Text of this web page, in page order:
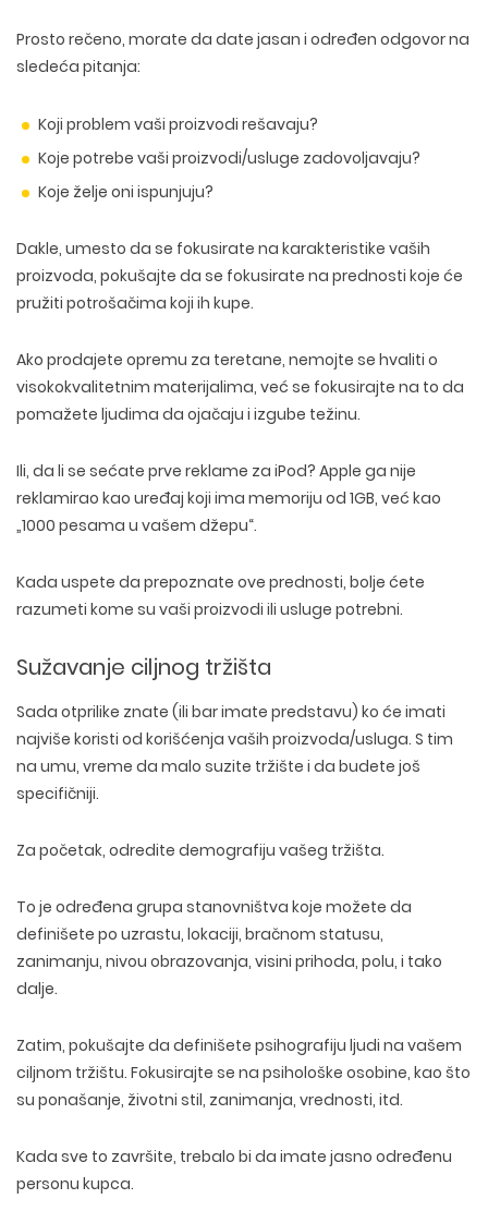
WORDPRESS
DIZAJN WEB SAJTA
Prosto rečeno, morate da date jasan i određen odgovor na
sledeća pitanja:
Koji problem vaši proizvodi rešavaju?
Koje potrebe vaši proizvodi/usluge zadovoljavaju?
Koje želje oni ispunjuju?
Dakle, umesto da se fokusirate na karakteristike vaših
proizvoda, pokušajte da se fokusirate na prednosti koje će
pružiti potrošačima koji ih kupe.
Ako prodajete opremu za teretane, nemojte se hvaliti o
visokokvalitetnim materijalima, već se fokusirajte na to da
pomažete ljudima da ojačaju i izgube težinu.
Ili, da li se sećate prve reklame za iPod? Apple ga nije
reklamirao kao uređaj koji ima memoriju od 1GB, već kao
„1000 pesama u vašem džepu“.
Kada uspete da prepoznate ove prednosti, bolje ćete
razumeti kome su vaši proizvodi ili usluge potrebni.
Sužavanje ciljnog tržišta
Sada otprilike znate (ili bar imate predstavu) ko će imati
najviše koristi od korišćenja vaših proizvoda/usluga. S tim
na umu, vreme da malo suzite tržište i da budete još
specifičniji.
Za početak, odredite demografiju vašeg tržišta.
To je određena grupa stanovništva koje možete da
definišete po uzrastu, lokaciji, bračnom statusu,
zanimanju, nivou obrazovanja, visini prihoda, polu, i tako
dalje.
Zatim, pokušajte da definišete psihografiju ljudi na vašem
ciljnom tržištu. Fokusirajte se na psihološke osobine, kao što
su ponašanje, životni stil, zanimanja, vrednosti, itd.
Kada sve to završite, trebalo bi da imate jasno određenu
personu kupca.